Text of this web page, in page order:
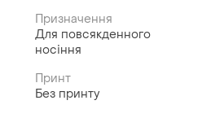
Призначення
Для повсякденного
носіння
Принт
Без принту